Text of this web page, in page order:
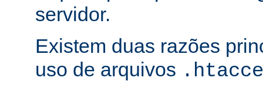
servidor.
Existem duas razões
uso de arquivos